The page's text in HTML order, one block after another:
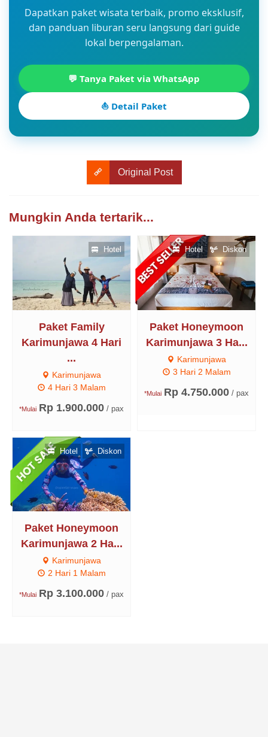
Dapatkan paket wisata terbaik, promo eksklusif,
dan panduan liburan seru langsung dari guide
lokal berpengalaman.
💬 Tanya Paket via WhatsApp
⛵ Detail Paket
Original Post
Mungkin Anda tertarik...
Paket Family
Karimunjawa 4 Hari
...
Karimunjawa
4 Hari 3 Malam
*Mulai Rp 1.900.000 / pax
Hotel
Paket Honeymoon
Karimunjawa 3 Ha...
Karimunjawa
3 Hari 2 Malam
*Mulai Rp 4.750.000 / pax
Hotel Diskon
Paket Honeymoon
Karimunjawa 2 Ha...
Karimunjawa
2 Hari 1 Malam
*Mulai Rp 3.100.000 / pax
Hotel Diskon